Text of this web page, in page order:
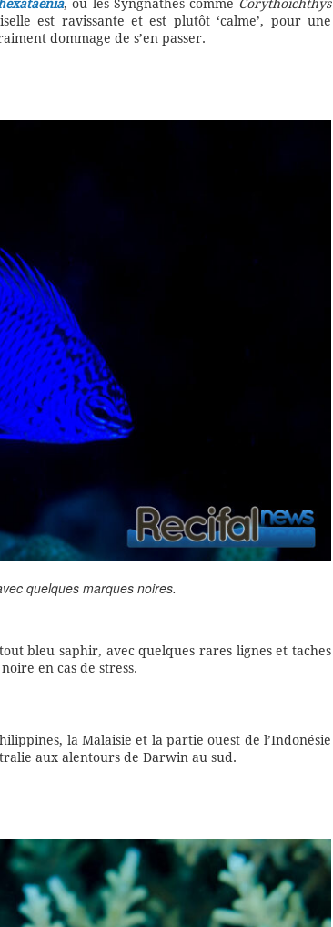
, ou les Syngnathes comme Corythoichthys
est ravissante et est plutôt ‘calme’, pour une
dommage de s’en passer.
quelques marques noires.
bleu saphir, avec quelques rares lignes et taches
en cas de stress.
la Malaisie et la partie ouest de l’Indonésie
aux alentours de Darwin au sud.